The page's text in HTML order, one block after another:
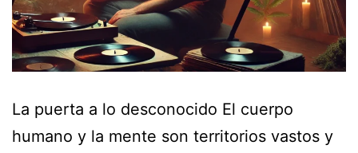
La puerta a lo desconocido El cuerpo
humano y la mente son territorios vastos y